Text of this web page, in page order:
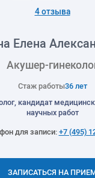
4 отзыва
Елена
Акушер-
Стаж работы36 лет
кандидат
научных работ
для записи:+7 (495)
ЗАПИСАТЬСЯ НА